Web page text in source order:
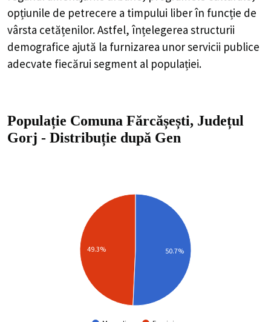
opțiunile de petrecere a timpului liber în funcție de
vârsta cetățenilor. Astfel, înțelegerea structurii
demografice ajută la furnizarea unor servicii publice
adecvate fiecărui segment al populației.
Populație Comuna Fărcășești, Județul
Gorj - Distribuție după Gen
49.3% 50.7%